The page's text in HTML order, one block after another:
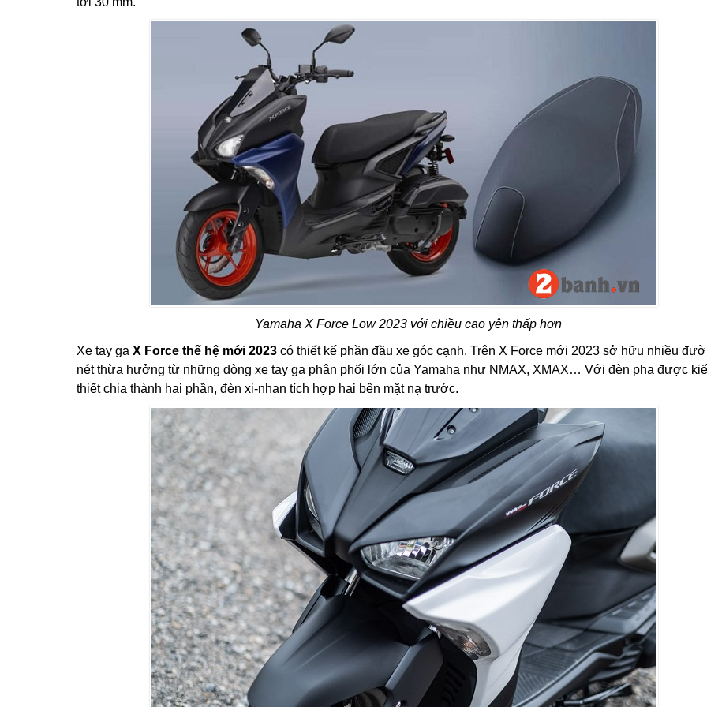
Yamaha X Force Low 2023 với chiều cao yên thấp hơn
Xe tay ga X Force thế hệ mới 2023 có thiết kế phần đầu xe góc cạnh. Trên X Force mới 2023 sở hữu nhiều
nét thừa hưởng từ những dòng xe tay ga phân phối lớn của Yamaha như NMAX, XMAX… Với đèn pha được
thiết chia thành hai phần, đèn xi-nhan tích hợp hai bên mặt nạ trước.